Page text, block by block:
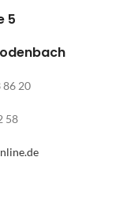
5
86 20
58